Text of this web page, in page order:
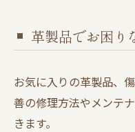
革製品でお困
お気に入りの革製品、
善の修理方法やメンテ
きます。